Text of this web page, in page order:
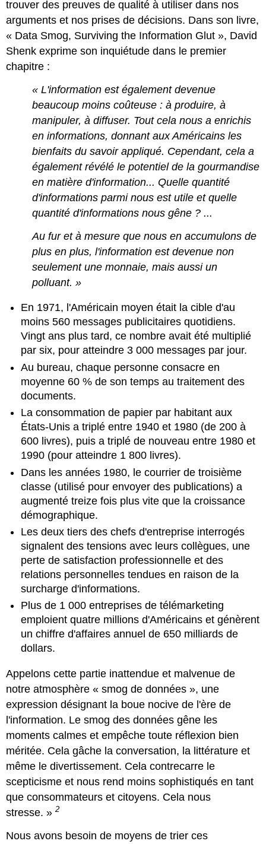
trouver des preuves de qualité à utiliser dans nos
arguments et nos prises de décisions. Dans son livre,
« Data Smog, Surviving the Information Glut », David
Shenk exprime son inquiétude dans le premier
chapitre :
« L'information est également devenue
beaucoup moins coûteuse : à produire, à
manipuler, à diffuser. Tout cela nous a enrichis
en informations, donnant aux Américains les
bienfaits du savoir appliqué. Cependant, cela a
également révélé le potentiel de la gourmandise
en matière d'information... Quelle quantité
d'informations parmi nous est utile et quelle
quantité d'informations nous gêne ? ...
Au fur et à mesure que nous en accumulons de
plus en plus, l'information est devenue non
seulement une monnaie, mais aussi un
polluant. »
En 1971, l'Américain moyen était la cible d'au
moins 560 messages publicitaires quotidiens.
Vingt ans plus tard, ce nombre avait été multiplié
par six, pour atteindre 3 000 messages par jour.
Au bureau, chaque personne consacre en
moyenne 60 % de son temps au traitement des
documents.
La consommation de papier par habitant aux
États-Unis a triplé entre 1940 et 1980 (de 200 à
600 livres), puis a triplé de nouveau entre 1980 et
1990 (pour atteindre 1 800 livres).
Dans les années 1980, le courrier de troisième
classe (utilisé pour envoyer des publications) a
augmenté treize fois plus vite que la croissance
démographique.
Les deux tiers des chefs d'entreprise interrogés
signalent des tensions avec leurs collègues, une
perte de satisfaction professionnelle et des
relations personnelles tendues en raison de la
surcharge d'informations.
Plus de 1 000 entreprises de télémarketing
emploient quatre millions d'Américains et génèrent
un chiffre d'affaires annuel de 650 milliards de
dollars.
Appelons cette partie inattendue et malvenue de
notre atmosphère « smog de données », une
expression désignant la boue nocive de l'ère de
l'information. Le smog des données gêne les
moments calmes et empêche toute réflexion bien
méritée. Cela gâche la conversation, la littérature et
même le divertissement. Cela contrecarre le
scepticisme et nous rend moins sophistiqués en tant
que consommateurs et citoyens. Cela nous
stresse. »2
Nous avons besoin de moyens de trier ces